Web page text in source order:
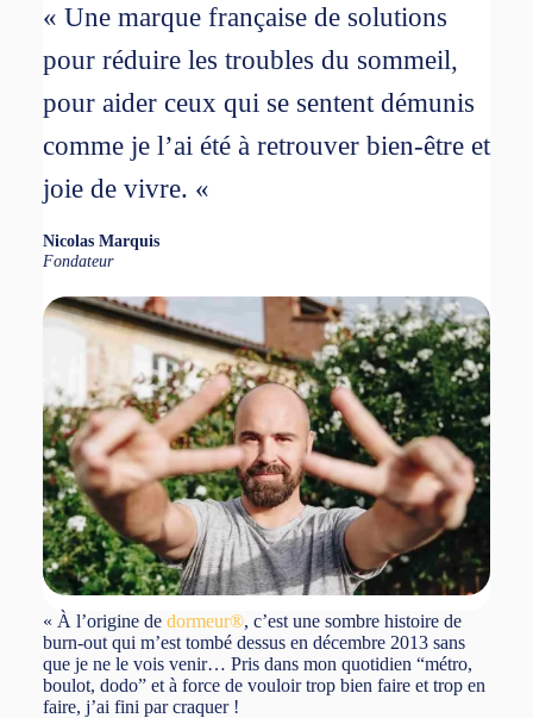
« Une marque française de solutions
pour réduire les troubles du sommeil,
pour aider ceux qui se sentent démunis
comme je l’ai été à retrouver bien-être et
joie de vivre. «
Nicolas Marquis
Fondateur
« À l’origine de dormeur®, c’est une sombre histoire de
burn-out qui m’est tombé dessus en décembre 2013 sans
que je ne le vois venir… Pris dans mon quotidien “métro,
boulot, dodo” et à force de vouloir trop bien faire et trop en
faire, j’ai fini par craquer !